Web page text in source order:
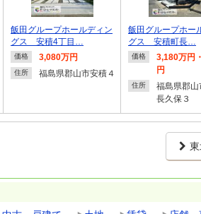
飯田グループホールディン
グス 安積4丁目…
価格 3,080万円
住所 福島県郡山市安積４
飯田グループホー
グス 安積町長…
価格
3,180万円
円
住所
福島県郡山
長久保３